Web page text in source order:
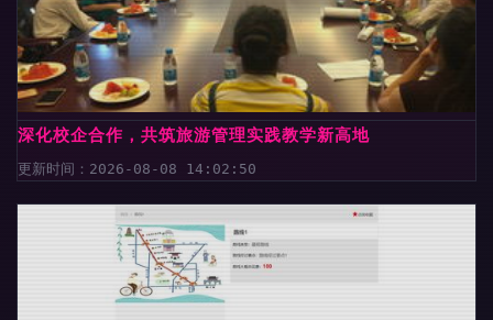
深化校企合作，共筑旅游管理实践教学新高地
更新时间：2026-08-08 14:02:50